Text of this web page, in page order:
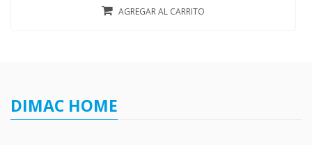
AGREGAR AL CARRITO
DIMAC HOME